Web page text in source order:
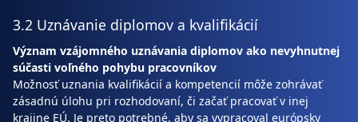
3.2 Uznávanie diplomov a kvalifikácií
Význam vzájomného uznávania diplomov ako nevyhnutnej
súčasti voľného pohybu pracovníkov
Možnosť uznania kvalifikácií a kompetencií môže zohrávať
zásadnú úlohu pri rozhodovaní, či začať pracovať v inej
krajine EÚ. Je preto potrebné, aby sa vypracoval európsky